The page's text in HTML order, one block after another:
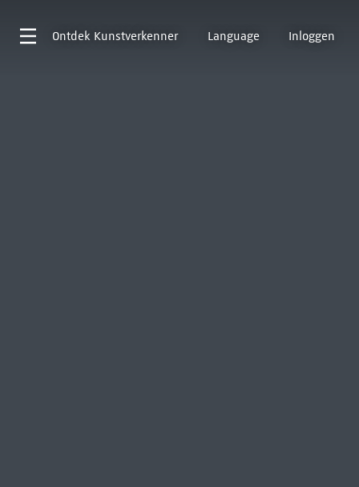
Ontdek Kunstverkenner Language Inloggen